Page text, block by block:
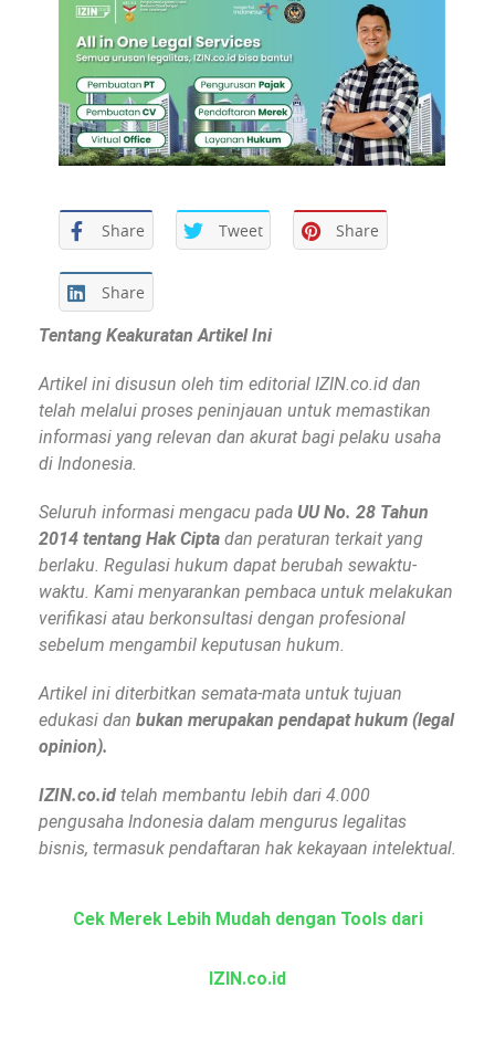
Share Tweet Share
Share
Tentang Keakuratan Artikel Ini
Artikel ini disusun oleh tim editorial IZIN.co.id dan
telah melalui proses peninjauan untuk memastikan
informasi yang relevan dan akurat bagi pelaku usaha
di Indonesia.
Seluruh informasi mengacu pada UU No. 28 Tahun
2014 tentang Hak Cipta dan peraturan terkait yang
berlaku. Regulasi hukum dapat berubah sewaktu-
waktu. Kami menyarankan pembaca untuk melakukan
verifikasi atau berkonsultasi dengan profesional
sebelum mengambil keputusan hukum.
Artikel ini diterbitkan semata-mata untuk tujuan
edukasi dan bukan merupakan pendapat hukum (legal
opinion).
IZIN.co.id telah membantu lebih dari 4.000
pengusaha Indonesia dalam mengurus legalitas
bisnis, termasuk pendaftaran hak kekayaan intelektual.
Cek Merek Lebih Mudah dengan Tools dari
IZIN.co.id